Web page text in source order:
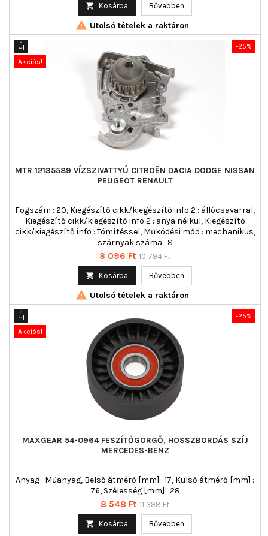
 Kosárba Bővebben
 Utolsó tételek a raktáron
-25%
Új
Akciós!
MTR 12135589 VÍZSZIVATTYÚ CITROËN DACIA DODGE NISSAN
PEUGEOT RENAULT
Fogszám : 20, Kiegészítő cikk/kiegészítő info 2 : állócsavarral,
Kiegészítő cikk/kiegészítő info 2 : anya nélkül, Kiegészítő
cikk/kiegészítő info : Tömítéssel, Működési mód : mechanikus,
szárnyak száma : 8
Ár
8 096 Ft Normál
10 794 Ft
 Kosárba Bővebben
 Utolsó tételek a raktáron
-25%
Új
Akciós!
MAXGEAR 54-0964 FESZÍTŐGÖRGŐ, HOSSZBORDÁS SZÍJ
MERCEDES-BENZ
Anyag : Műanyag, Belső átmérő [mm] : 17, Külső átmérő [mm] :
76, Szélesség [mm] : 28
Ár
8 548 Ft Normál
11 398 Ft
 Kosárba Bővebben